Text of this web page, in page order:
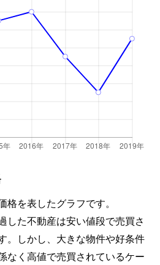
を表したグラフです。
した不動産は安い値段で売買さ
。しかし、大きな物件や好条件
なく高値で売買されているケー